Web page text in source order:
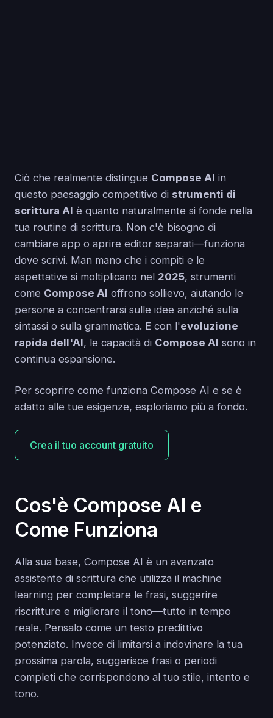
Ciò che realmente distingue Compose AI in
questo paesaggio competitivo di strumenti di
scrittura AI è quanto naturalmente si fonde nella
tua routine di scrittura. Non c'è bisogno di
cambiare app o aprire editor separati—funziona
dove scrivi. Man mano che i compiti e le
aspettative si moltiplicano nel 2025, strumenti
come Compose AI offrono sollievo, aiutando le
persone a concentrarsi sulle idee anziché sulla
sintassi o sulla grammatica. E con l'evoluzione
rapida dell'AI, le capacità di Compose AI sono in
continua espansione.
Per scoprire come funziona Compose AI e se è
adatto alle tue esigenze, esploriamo più a fondo.
Crea il tuo account gratuito
Cos'è Compose AI e
Come Funziona
Alla sua base, Compose AI è un avanzato
assistente di scrittura che utilizza il machine
learning per completare le frasi, suggerire
riscritture e migliorare il tono—tutto in tempo
reale. Pensalo come un testo predittivo
potenziato. Invece di limitarsi a indovinare la tua
prossima parola, suggerisce frasi o periodi
completi che corrispondono al tuo stile, intento e
tono.